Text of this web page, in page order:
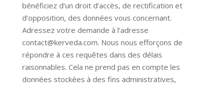
bénéficiez d’un droit d’accès, de rectification et
d’opposition, des données vous concernant.
Adressez votre demande à l’adresse
contact@kerveda.com. Nous nous efforçons de
répondre à ces requêtes dans des délais
raisonnables. Cela ne prend pas en compte les
données stockées à des fins administratives,